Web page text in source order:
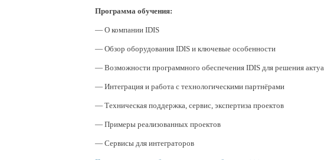
Программа обучения:
— О компании IDIS
— Обзор оборудования IDIS и ключевые особенности
— Возможности программного обеспечения IDIS для решения
— Интеграция и работа с технологическими партнёрами
— Техническая поддержка, сервис, экспертиза проектов
— Примеры реализованных проектов
— Сервисы для интеграторов